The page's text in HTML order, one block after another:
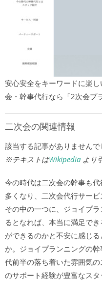
安心安全をキーワードに楽
会・幹事代行なら「2次会プ
二次会の関連情報
該当する記事がありませんで
※テキストはWikipedia より
今の時代は二次会の幹事も
多くなり、二次会代行サービ
その中の一つに、ジョイプ
るとなれば、本当に満足で
ができるのかと不安に感じ
か。ジョイプランニングの
代前半の落ち着いた雰囲気
のサポート経験が豊富なス